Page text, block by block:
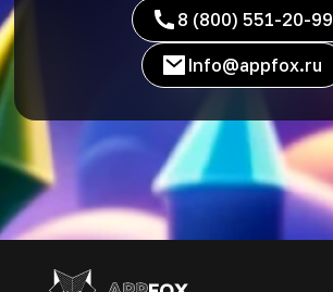
8 (800) 551-20-99
Info@appfox.ru